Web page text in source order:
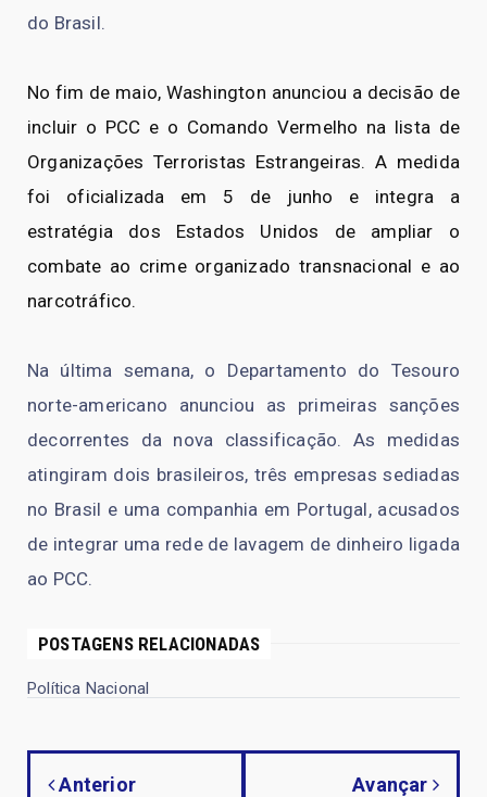
do Brasil.
No fim de maio, Washington anunciou a decisão de
incluir o PCC e o Comando Vermelho na lista de
Organizações Terroristas Estrangeiras. A medida
foi oficializada em 5 de junho e integra a
estratégia dos Estados Unidos de ampliar o
combate ao crime organizado transnacional e ao
narcotráfico.
Na última semana, o Departamento do Tesouro
norte-americano anunciou as primeiras sanções
decorrentes da nova classificação. As medidas
atingiram dois brasileiros, três empresas sediadas
no Brasil e uma companhia em Portugal, acusados
de integrar uma rede de lavagem de dinheiro ligada
ao PCC.
POSTAGENS RELACIONADAS
Política Nacional
Anterior Avançar